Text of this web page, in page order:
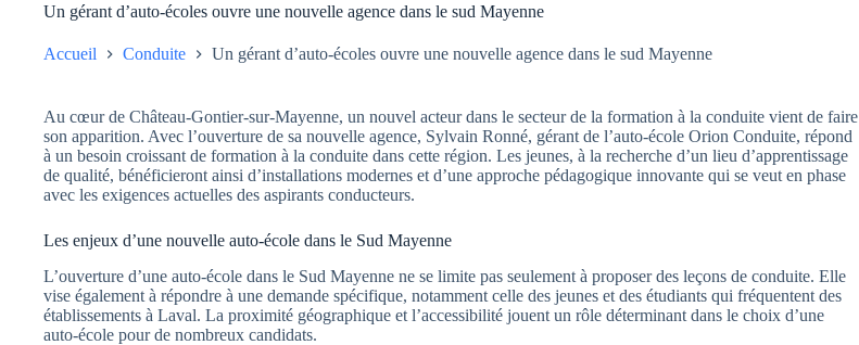
Un gérant d’auto-écoles ouvre une nouvelle agence dans le sud Mayenne
Accueil Conduite Un gérant d’auto-écoles ouvre une nouvelle agence dans le sud Mayenne
Au cœur de Château-Gontier-sur-Mayenne, un nouvel acteur dans le secteur de la formation à la conduite vient de faire
son apparition. Avec l’ouverture de sa nouvelle agence, Sylvain Ronné, gérant de l’auto-école Orion Conduite, répond
à un besoin croissant de formation à la conduite dans cette région. Les jeunes, à la recherche d’un lieu d’apprentissage
de qualité, bénéficieront ainsi d’installations modernes et d’une approche pédagogique innovante qui se veut en phase
avec les exigences actuelles des aspirants conducteurs.
Les enjeux d’une nouvelle auto-école dans le Sud Mayenne
L’ouverture d’une auto-école dans le Sud Mayenne ne se limite pas seulement à proposer des leçons de conduite. Elle
vise également à répondre à une demande spécifique, notamment celle des jeunes et des étudiants qui fréquentent des
établissements à Laval. La proximité géographique et l’accessibilité jouent un rôle déterminant dans le choix d’une
auto-école pour de nombreux candidats.